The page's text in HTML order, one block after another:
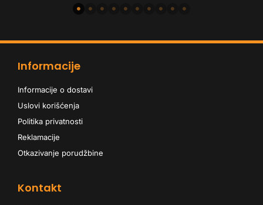
Informacije
Informacije o dostavi
Uslovi korišćenja
Politika privatnosti
Reklamacije
Otkazivanje porudžbine
Kontakt